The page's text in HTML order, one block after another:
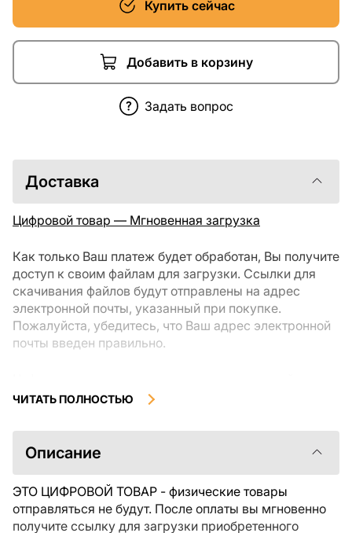
Купить сейчас
Добавить в корзину
Задать вопрос
Доставка
Цифровой товар — Мгновенная загрузка
Как только Ваш платеж будет обработан, Вы получите
доступ к своим файлам для загрузки. Ссылки для
скачивания файлов будут отправлены на адрес
электронной почты, указанный при покупке.
Пожалуйста, убедитесь, что Ваш адрес электронной
почты введен правильно.
загрузки, не подлежат возврату или обмену после их
ознакомиться с описанием товара и задать все
интересующие Вас вопросы перед покупкой. Если у
свяжитесь с продавцом напрямую.
ЧИТАТЬ ПОЛНОСТЬЮ
Описание
ЭТО ЦИФРОВОЙ ТОВАР - физические товары
отправляться не будут. После оплаты вы мгновенно
получите ссылку для загрузки приобретенного